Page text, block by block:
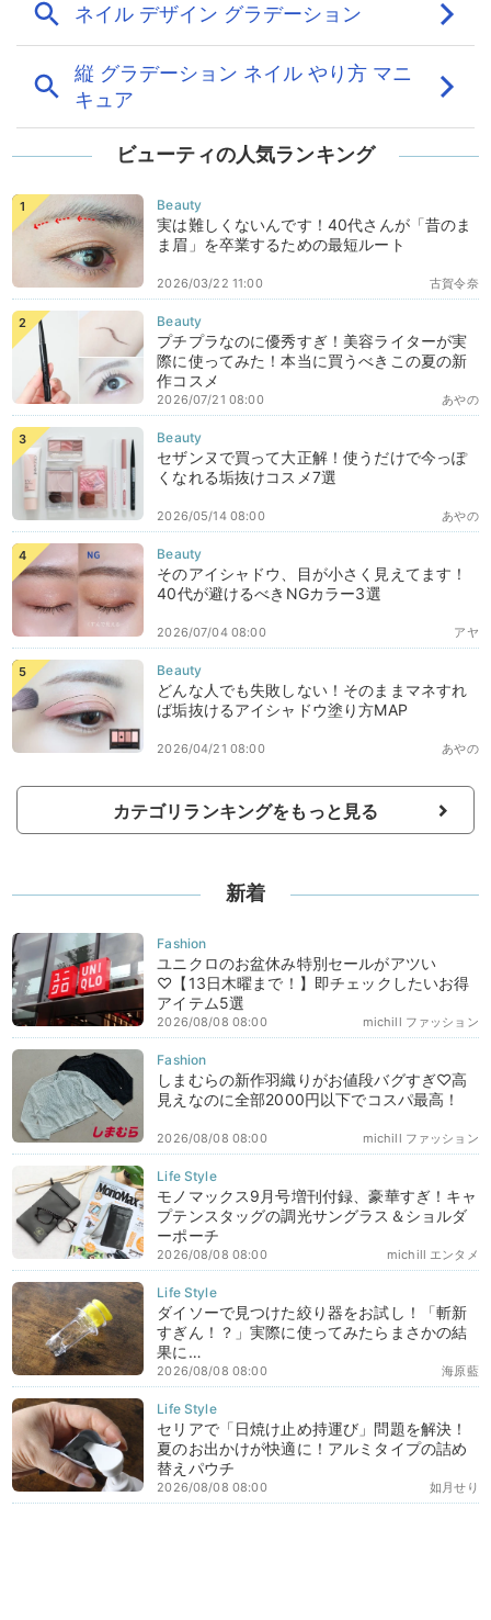
ビューティの人気ランキング
実は難しくないんです！40代さんが「昔のま
ま眉」を卒業するための最短ルート
古賀令奈
2026/03/22 11:00
プチプラなのに優秀すぎ！美容ライターが実
際に使ってみた！本当に買うべきこの夏の新
作コスメ
あやの
2026/07/21 08:00
セザンヌで買って大正解！使うだけで今っぽ
くなれる垢抜けコスメ7選
あやの
2026/05/14 08:00
そのアイシャドウ、目が小さく見えてます！
40代が避けるべきNGカラー3選
アヤ
2026/07/04 08:00
どんな人でも失敗しない！そのままマネすれ
ば垢抜けるアイシャドウ塗り方MAP
あやの
2026/04/21 08:00
カテゴリランキングをもっと見る
新着
ユニクロのお盆休み特別セールがアツい
♡【13日木曜まで！】即チェックしたいお得
アイテム5選
michill ファッション
2026/08/08 08:00
しまむらの新作羽織りがお値段バグすぎ♡高
見えなのに全部2000円以下でコスパ最高！
michill ファッション
2026/08/08 08:00
モノマックス9月号増刊付録、豪華すぎ！キャ
プテンスタッグの調光サングラス＆ショルダ
ーポーチ
michill エンタメ
2026/08/08 08:00
ダイソーで見つけた絞り器をお試し！「斬新
すぎん！？」実際に使ってみたらまさかの結
果に…
海原藍
2026/08/08 08:00
セリアで「日焼け止め持運び」問題を解決！
夏のお出かけが快適に！アルミタイプの詰め
替えパウチ
如月せり
2026/08/08 08:00